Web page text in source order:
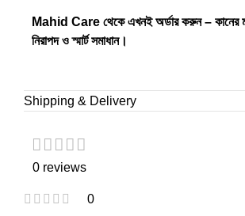
Mahid Care থেকে এখনই অর্ডার করুন – কানের
নিরাপদ ও স্মার্ট সমাধান।
Shipping & Delivery
0 reviews
0